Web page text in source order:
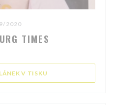
2020
TIMES
V TISKU